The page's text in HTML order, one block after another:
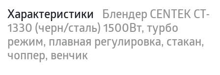
Характеристики
Блендер CENTEK CT-
1330 (черн/сталь) 1500Вт, турбо
режим, плавная регулировка, стакан,
чоппер, венчик